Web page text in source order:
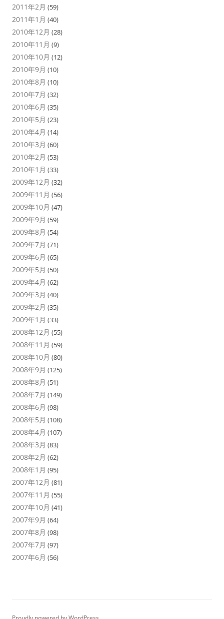
2011年2月 (59)
2011年1月 (40)
2010年12月 (28)
2010年11月 (9)
2010年10月 (12)
2010年9月 (10)
2010年8月 (10)
2010年7月 (32)
2010年6月 (35)
2010年5月 (23)
2010年4月 (14)
2010年3月 (60)
2010年2月 (53)
2010年1月 (33)
2009年12月 (32)
2009年11月 (56)
2009年10月 (47)
2009年9月 (59)
2009年8月 (54)
2009年7月 (71)
2009年6月 (65)
2009年5月 (50)
2009年4月 (62)
2009年3月 (40)
2009年2月 (35)
2009年1月 (33)
2008年12月 (55)
2008年11月 (59)
2008年10月 (80)
2008年9月 (125)
2008年8月 (51)
2008年7月 (149)
2008年6月 (98)
2008年5月 (108)
2008年4月 (107)
2008年3月 (83)
2008年2月 (62)
2008年1月 (95)
2007年12月 (81)
2007年11月 (55)
2007年10月 (41)
2007年9月 (64)
2007年8月 (98)
2007年7月 (97)
2007年6月 (56)